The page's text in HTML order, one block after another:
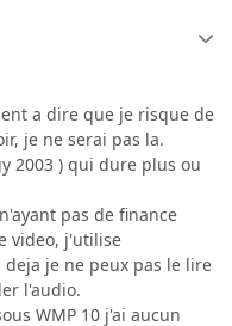
a dire que je risque de
je ne serai pas la.
2003 ) qui dure plus ou
pas de finance
video, j'utilise
je ne peux pas le lire
l'audio.
WMP 10 j'ai aucun